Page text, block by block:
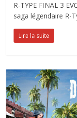
R-TYPE FINAL 3
saga légendaire R-
Lire la suite